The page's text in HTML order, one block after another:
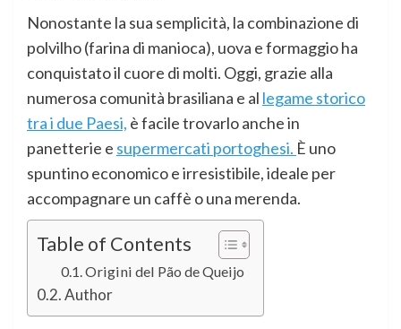
Nonostante la sua semplicità, la combinazione di
polvilho (farina di manioca), uova e formaggio ha
conquistato il cuore di molti. Oggi, grazie alla
numerosa comunità brasiliana e al legame storico
tra i due Paesi, è facile trovarlo anche in
panetterie e supermercati portoghesi. È uno
spuntino economico e irresistibile, ideale per
accompagnare un caffè o una merenda.
Table of Contents
Origini del Pão de Queijo
Author